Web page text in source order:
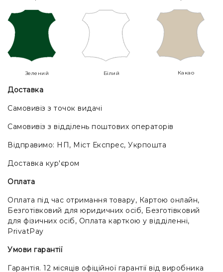
Зелений Білий Какао
Доставка
Самовивіз з точок видачі
Самовивіз з відділень поштових операторів
Відправимо: НП, Міст Експрес, Укрпошта
Доставка кур'єром
Оплата
Оплата під час отримання товару, Картою онлайн,
Безготівковий для юридичних осіб, Безготівковий
для фізичних осіб, Оплата карткою у відділенні,
PrivatPay
Умови гарантії
Гарантія. 12 місяців офіційної гарантії від виробника